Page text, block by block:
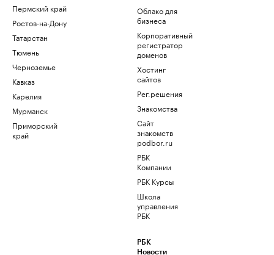
Пермский край
Ростов-на-Дону
Татарстан
Тюмень
Черноземье
Кавказ
Карелия
Мурманск
Приморский
край
Облако для
бизнеса
Корпоративный
регистратор
доменов
Хостинг
сайтов
Рег.решения
Знакомства
Сайт
знакомств
podbor.ru
РБК
Компании
РБК Курсы
Школа
управления
РБК
РБК
Новости